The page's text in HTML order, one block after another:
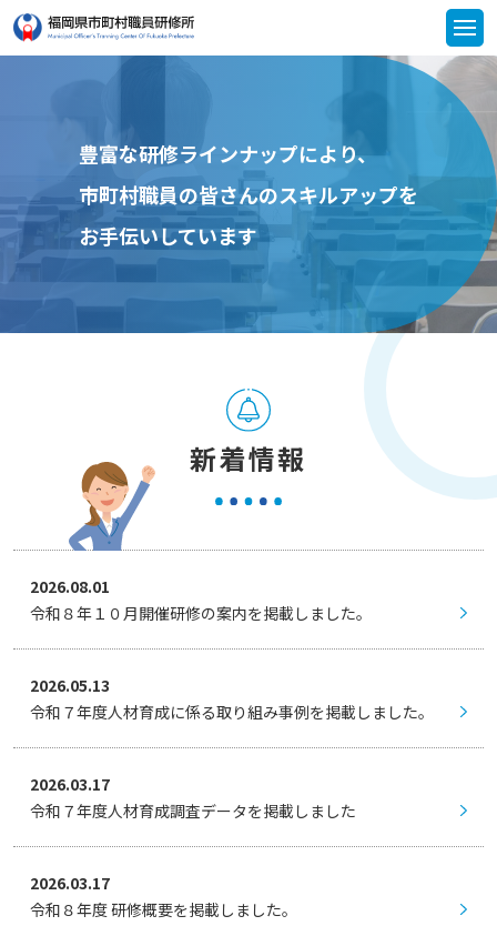
豊富な研修ラインナップにより、
市町村職員の皆さんのスキルアップを
お手伝いしています
新着情報
2026.08.01
令和８年１０月開催研修の案内を掲載しました。
2026.05.13
令和７年度人材育成に係る取り組み事例を掲載しました。
2026.03.17
令和７年度人材育成調査データを掲載しました
2026.03.17
令和８年度 研修概要を掲載しました。